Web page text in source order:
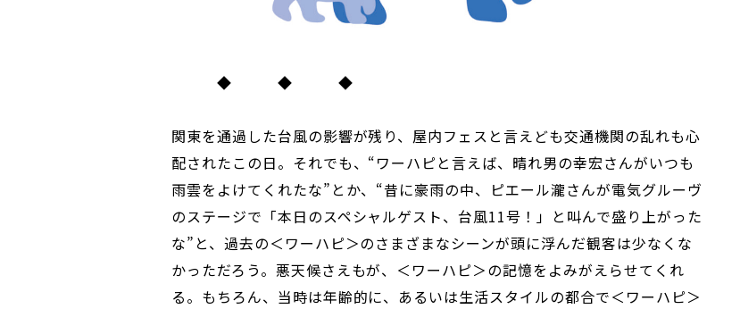
◆ ◆ ◆
関東を通過した台風の影響が残り、屋内フェスと言えども交通機関の乱れも心
配されたこの日。それでも、“ワーハピと言えば、晴れ男の幸宏さんがいつも
雨雲をよけてくれたな”とか、“昔に豪雨の中、ピエール瀧さんが電気グルーヴ
のステージで「本日のスペシャルゲスト、台風11号！」と叫んで盛り上がった
な”と、過去の＜ワーハピ＞のさまざまなシーンが頭に浮んだ観客は少なくな
かっただろう。悪天候さえもが、＜ワーハピ＞の記憶をよみがえらせてくれ
る。もちろん、当時は年齢的に、あるいは生活スタイルの都合で＜ワーハピ＞